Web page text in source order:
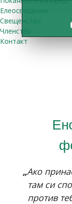
Елеосвещение
Свещенство
Членство
Контакт
„Ако
там си
против